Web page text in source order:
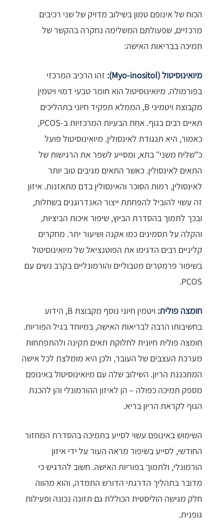
הכוח של אינופם טמון בשילוב מדויק של שני רכיבים
מרכזיים, שפעולתם המשלימה נחקרה בהקשר של
תמיכה בבריאות האישה:
מיואינוסיטול (Myo-inositol):
זהו הרכיב המרכזי
בפורמולה. מיואינוסיטול הוא חומר טבעי דמוי ויטמין
מקבוצת ויטמיני B, הממלא תפקיד חיוני בתהליכים
תאיים רבים בגוף. אחת הבעיות המרכזיות ב-PCOS,
כאמור, היא תנגודת לאינסולין. מיואינוסיטול פועל
כ"שליח משני" בתא, ומסייע לשפר את הרגישות של
התאים לאינסולין. כאשר התאים מגיבים טוב יותר
לאינסולין, רמות הסוכר והאינסולין בדם מתאזנות. איזון
זה עשוי להוביל להפחתת ייצור האנדרוגנים בשחלות,
ובכך לתמוך בהסדרת הביוץ, שיפור איכות הביציות,
והקלה על תסמינים כמו אקנה ושיעור יתר. מחקרים
קליניים רבים הדגימו את הפוטנציאל של מיואינוסיטול
בשיפור פרמטרים מטבוליים והורמונליים בקרב נשים עם
PCOS.
חומצה פולית:
ויטמין חיוני נוסף מקבוצת B, הידוע
בחשיבותו הרבה לבריאות האישה, במיוחד בגיל הפוריות.
חומצה פולית חיונית לחלוקת תאים תקינה ולהתפתחות
מערכת העצבים של העובר, ולכן היא מומלצת לכל אישה
המתכננת הריון. השילוב שלה עם מיואינוסיטול באינופם
מספק תמיכה כפולה – הן לאיזון ההורמונלי והן להכנת
הגוף לקראת הריון בריא.
השימוש באינופם עשוי לסייע בתמיכה בהסדרת המחזור
החודשי, לסייע בשיפור מראה העור על ידי איזון
הורמונלי, ולתמוך בפוריות האישה. חשוב להדגיש כי
מדובר בתהליך הדרגתי הדורש התמדה, והוא מהווה
חלק מגישה הוליסטית הכוללת גם תזונה נכונה ופעילות
גופנית.